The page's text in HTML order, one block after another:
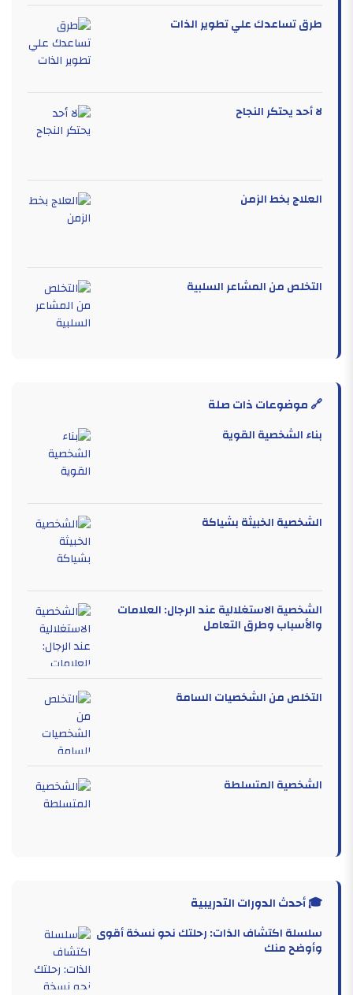
طرق تساعدك علي تطوير الذات
لا أحد يحتكر النجاح
العلاج بخط الزمن
التخلص من المشاعر السلبية
🔗 موضوعات ذات صلة
بناء الشخصية القوية
الشخصية الخبيثة بشياكة
الشخصية الاستغلالية عند الرجال: العلامات
والأسباب وطرق التعامل
التخلص من الشخصيات السامة
الشخصية المتسلطة
🎓 أحدث الدورات التدريبية
سلسلة اكتشاف الذات: رحلتك نحو نسخة أقوى
وأوضح منك